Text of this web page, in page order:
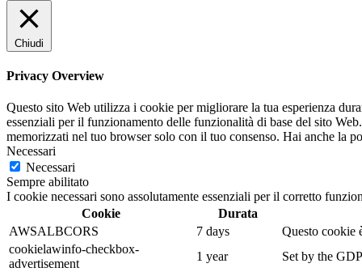
Chiudi
Privacy Overview
Questo sito Web utilizza i cookie per migliorare la tua esperienza
essenziali per il funzionamento delle funzionalità di base del sito
memorizzati nel tuo browser solo con il tuo consenso. Hai anche la
Necessari
Necessari
Sempre abilitato
I cookie necessari sono assolutamente essenziali per il corretto
Cookie
Durata
AWSALBCORS
7 days
Questo cookie
cookielawinfo-checkbox-
advertisement
1 year
Set by the